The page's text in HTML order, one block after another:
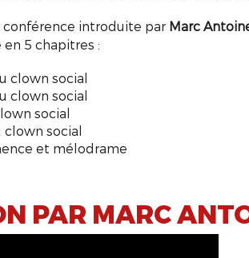
conférence introduite par Marc
5 chapitres :
clown social
clown social
social
clown social
et mélodrame
PAR MARC